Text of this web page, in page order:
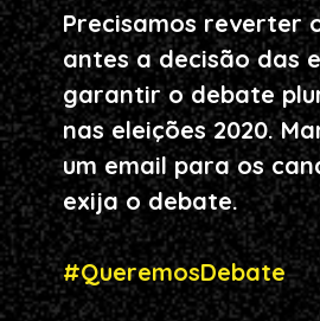
Precisamos reverter
antes a decisão das
garantir o debate
nas eleições 2020.
um email para os
exija o debate.
#QueremosDebate